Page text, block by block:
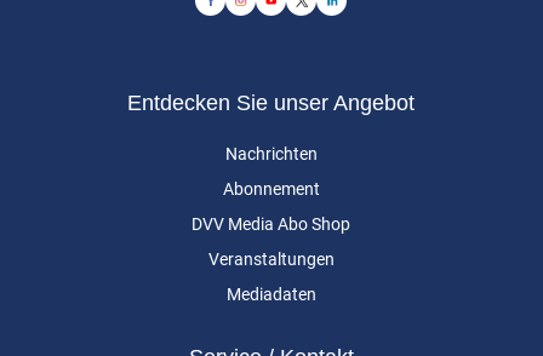
Entdecken Sie unser Angebot
Nachrichten
Abonnement
DVV Media Abo Shop
Veranstaltungen
Mediadaten